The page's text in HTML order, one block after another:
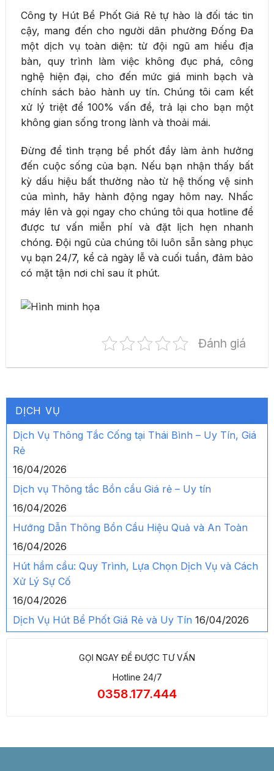
Công ty Hút Bể Phốt Giá Rẻ tự hào là đối tác tin
cậy, mang đến cho người dân phường Đống Đa
một dịch vụ toàn diện: từ đội ngũ am hiểu địa
bàn, quy trình làm việc không đục phá, công
nghệ hiện đại, cho đến mức giá minh bạch và
chính sách bảo hành uy tín. Chúng tôi cam kết
xử lý triệt để 100% vấn đề, trả lại cho bạn một
không gian sống trong lành và thoải mái.
Đừng để tình trạng bể phốt đầy làm ảnh hưởng
đến cuộc sống của bạn. Nếu bạn nhận thấy bất
kỳ dấu hiệu bất thường nào từ hệ thống vệ sinh
của mình, hãy hành động ngay hôm nay. Nhấc
máy lên và gọi ngay cho chúng tôi qua hotline để
được tư vấn miễn phí và đặt lịch hẹn nhanh
chóng. Đội ngũ của chúng tôi luôn sẵn sàng phục
vụ bạn 24/7, kể cả ngày lễ và cuối tuần, đảm bảo
có mặt tận nơi chỉ sau ít phút.
Đánh giá
DỊCH VỤ
Dịch Vụ Thông Tắc Cống tại Thái Bình – Uy Tín, Giá
Rẻ
16/04/2026
Dịch vụ Thông tắc Bồn cầu Giá rẻ – Uy tín
16/04/2026
Hướng Dẫn Thông Bồn Cầu Hiệu Quả và An Toàn
16/04/2026
Hút hầm cầu: Quy Trình, Lựa Chọn Dịch Vụ và Cách
Xử Lý Sự Cố
16/04/2026
Dịch Vụ Hút Bể Phốt Giá Rẻ và Uy Tín 16/04/2026
GỌI NGAY ĐỂ ĐƯỢC TƯ VẤN
Hotline 24/7
0358.177.444